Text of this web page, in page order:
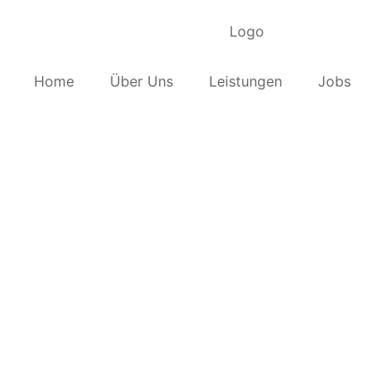
Home Über Uns Leistungen Jobs